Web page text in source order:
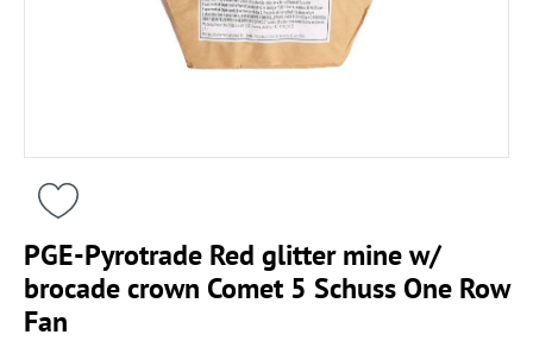
PGE-Pyrotrade Red glitter mine w/
brocade crown Comet 5 Schuss One Row
Fan